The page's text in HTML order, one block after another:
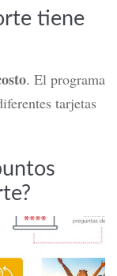
tiene
. El programa
tarjetas